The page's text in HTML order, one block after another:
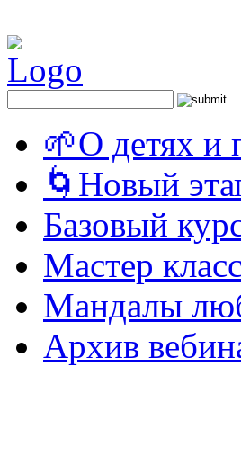
🌱О детях и
🌀Новый
Базовый
Мастер класс
Мандалы
Архив